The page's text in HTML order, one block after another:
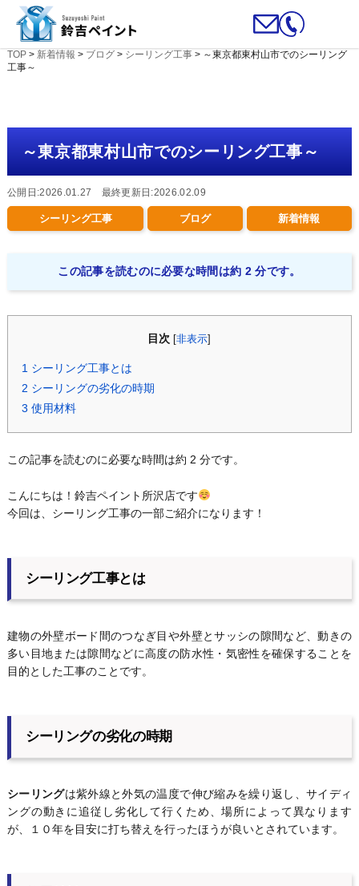
TOP> 新着情報 > ブログ> シーリング工事> ～東京都東村山市でのシーリング
工事～
～東京都東村山市でのシーリング工事～
公開日:2026.01.27 最終更新日:2026.02.09
シーリング工事 ブログ 新着情報
この記事を読むのに必要な時間は約 2 分です。
目次 [非表示
1 シーリング工事とは
2 シーリングの劣化の時期
3 使用材料
この記事を読むのに必要な時間は約 2 分です。
こんにちは！鈴吉ペイント所沢店です
今回は、シーリング工事の一部ご紹介になります！
シーリング工事とは
建物の外壁ボード間のつなぎ目や外壁とサッシの隙間など、動きの
多い目地または隙間などに高度の防水性・気密性を確保することを
目的とした工事のことです。
シーリングの劣化の時期
シーリングは紫外線と外気の温度で伸び縮みを繰り返し、サイディ
ングの動きに追従し劣化して行くため、場所によって異なります
が、１０年を目安に打ち替えを行ったほうが良いとされています。